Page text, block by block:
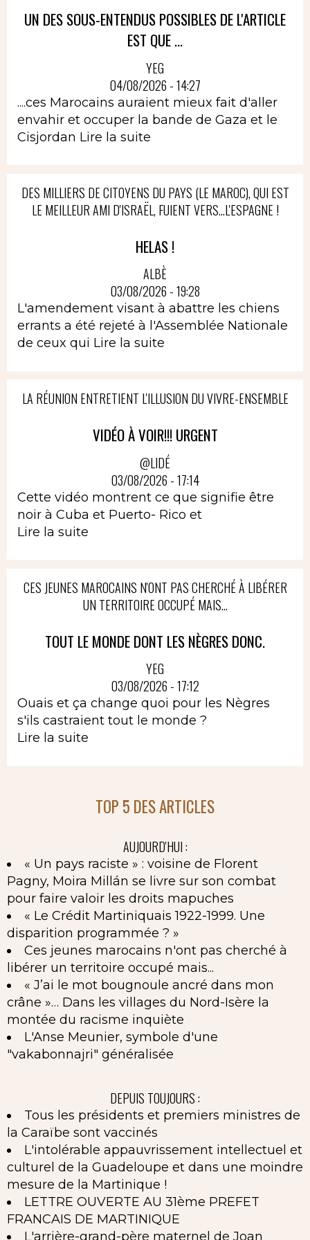
UN DES SOUS-ENTENDUS POSSIBLES DE L'ARTICLE
EST QUE ...
YEG
04/08/2026 - 14:27
....ces Marocains auraient mieux fait d'aller
envahir et occuper la bande de Gaza et le
Cisjordan Lire la suite
DES MILLIERS DE CITOYENS DU PAYS (LE MAROC), QUI EST
LE MEILLEUR AMI D'ISRAËL, FUIENT VERS...L'ESPAGNE !
HELAS !
ALBÈ
03/08/2026 - 19:28
L'amendement visant à abattre les chiens
errants a été rejeté à l'Assemblée Nationale
de ceux qui Lire la suite
LA RÉUNION ENTRETIENT L'ILLUSION DU VIVRE-ENSEMBLE
VIDÉO À VOIR!!! URGENT
@LIDÉ
03/08/2026 - 17:14
Cette vidéo montrent ce que signifie être
noir à Cuba et Puerto- Rico et
Lire la suite
CES JEUNES MAROCAINS N'ONT PAS CHERCHÉ À LIBÉRER
UN TERRITOIRE OCCUPÉ MAIS...
TOUT LE MONDE DONT LES NÈGRES DONC.
YEG
03/08/2026 - 17:12
Ouais et ça change quoi pour les Nègres
s'ils castraient tout le monde ?
Lire la suite
TOP 5 DES ARTICLES
AUJOURD'HUI :
« Un pays raciste » : voisine de Florent
Pagny, Moira Millán se livre sur son combat
pour faire valoir les droits mapuches
« Le Crédit Martiniquais 1922-1999. Une
disparition programmée ? »
Ces jeunes marocains n'ont pas cherché à
libérer un territoire occupé mais...
« J’ai le mot bougnoule ancré dans mon
crâne »… Dans les villages du Nord-Isère la
montée du racisme inquiète
L'Anse Meunier, symbole d'une
"vakabonnajri" généralisée
DEPUIS TOUJOURS :
Tous les présidents et premiers ministres de
la Caraïbe sont vaccinés
L'intolérable appauvrissement intellectuel et
culturel de la Guadeloupe et dans une moindre
mesure de la Martinique !
LETTRE OUVERTE AU 31ème PREFET
FRANCAIS DE MARTINIQUE
L'arrière-grand-père maternel de Joan